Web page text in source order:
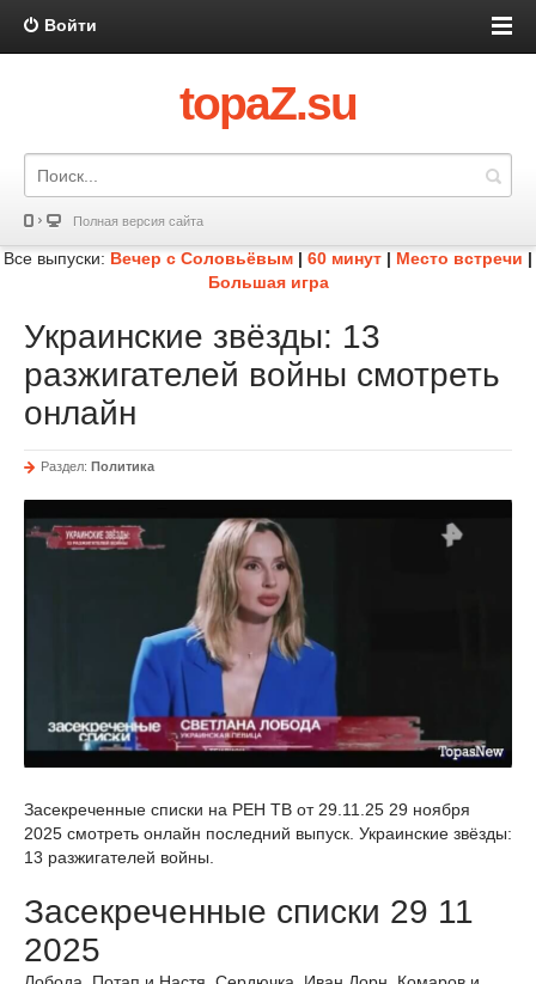
Войти
topaZ.su
Полная версия сайта
Все выпуски: Вечер с Соловьёвым | 60 минут | Место встречи |
Большая игра
Украинские звёзды: 13
разжигателей войны смотреть
онлайн
Раздел: Политика
Засекреченные списки на РЕН ТВ от 29.11.25 29 ноября
2025 смотреть онлайн последний выпуск. Украинские звёзды:
13 разжигателей войны.
Засекреченные списки 29 11
2025